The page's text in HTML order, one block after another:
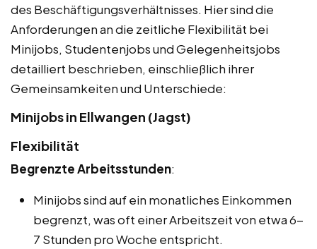
des Beschäftigungsverhältnisses. Hier sind die
Anforderungen an die zeitliche Flexibilität bei
Minijobs, Studentenjobs und Gelegenheitsjobs
detailliert beschrieben, einschließlich ihrer
Gemeinsamkeiten und Unterschiede:
Minijobs in Ellwangen (Jagst)
Flexibilität
Begrenzte Arbeitsstunden:
Minijobs sind auf ein monatliches Einkommen
begrenzt, was oft einer Arbeitszeit von etwa 6-
7 Stunden pro Woche entspricht.